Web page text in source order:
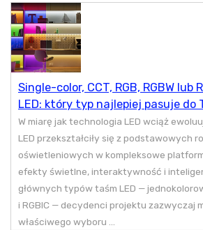
Single-color, CCT, RGB, RGBW lub
LED: który typ najlepiej pasuje do
W miarę jak technologia LED wciąż
LED przekształciły się z podstawowych
oświetleniowych w kompleksowe
efekty świetlne, interaktywność i
głównych typów taśm LED —
i RGBIC — decydenci projektu zazwyczaj
właściwego wyboru ...